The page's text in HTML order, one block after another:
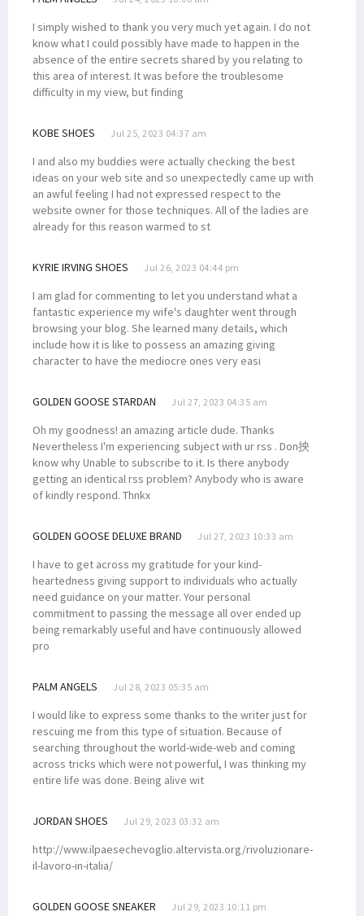
I simply wished to thank you very much yet again. I do not
know what I could possibly have made to happen in the
absence of the entire secrets shared by you relating to
this area of interest. It was before the troublesome
difficulty in my view, but finding
KOBE SHOES Jul 25, 2023 04:37 am
I and also my buddies were actually checking the best
ideas on your web site and so unexpectedly came up with
an awful feeling I had not expressed respect to the
website owner for those techniques. All of the ladies are
already for this reason warmed to st
KYRIE IRVING SHOES Jul 26, 2023 04:44 pm
I am glad for commenting to let you understand what a
fantastic experience my wife's daughter went through
browsing your blog. She learned many details, which
include how it is like to possess an amazing giving
character to have the mediocre ones very easi
GOLDEN GOOSE STARDAN Jul 27, 2023 04:35 am
Oh my goodness! an amazing article dude. Thanks
Nevertheless I'm experiencing subject with ur rss . Don抰
know why Unable to subscribe to it. Is there anybody
getting an identical rss problem? Anybody who is aware
of kindly respond. Thnkx
GOLDEN GOOSE DELUXE BRAND Jul 27, 2023 10:33 am
I have to get across my gratitude for your kind-
heartedness giving support to individuals who actually
need guidance on your matter. Your personal
commitment to passing the message all over ended up
being remarkably useful and have continuously allowed
pro
PALM ANGELS Jul 28, 2023 05:35 am
I would like to express some thanks to the writer just for
rescuing me from this type of situation. Because of
searching throughout the world-wide-web and coming
across tricks which were not powerful, I was thinking my
entire life was done. Being alive wit
JORDAN SHOES Jul 29, 2023 03:32 am
http://www.ilpaesechevoglio.altervista.org/rivoluzionare-
il-lavoro-in-italia/
GOLDEN GOOSE SNEAKER Jul 29, 2023 10:11 pm